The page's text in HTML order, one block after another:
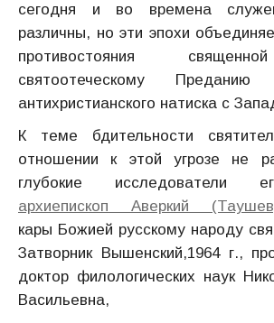
сегодня и во времена
различны, но эти эпохи
противостояния
святоотеческому
антихристианского натиска с
К теме бдительности
отношении к этой угрозе не
глубокие исследователи
архиепископ Аверкий
кары Божией русскому народу
Затворник Вышенский,1964 г.,
доктор филологических наук
Васильевна,